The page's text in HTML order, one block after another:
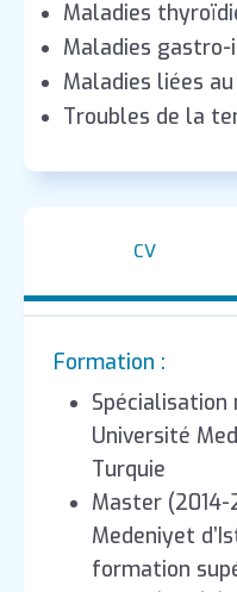
Maladies
Maladies
Maladies liées
Troubles de la
CV
Formation :
Spécialisation
Université
Turquie
Master (2014-
Medeniyet
formation